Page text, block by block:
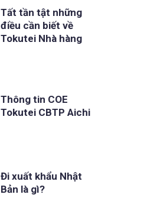
Tất tần tật những
điều cần biết về
Tokutei Nhà hàng
Thông tin COE
Tokutei CBTP Aichi
Đi xuất khẩu Nhật
Bản là gì?